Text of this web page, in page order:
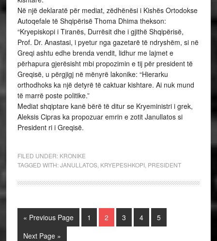
Në një deklaratë për mediat, zëdhënësi i Kishës Ortodokse
Autoqefale të Shqipërisë Thoma Dhima thekson:
“Kryepiskopi i Tiranës, Durrësit dhe i gjithë Shqipërisë,
Prof. Dr. Anastasi, i pyetur nga gazetarë të ndryshëm, si në
Greqi ashtu edhe brenda vendit, lidhur me lajmet e
përhapura gjerësisht mbi propozimin e tij për president të
Greqisë, u përgjigj në mënyrë lakonike: “Hierarku
orthodhoks ka një detyrë të caktuar kishtare. Ai nuk mund
të marrë poste politike.”
Mediat shqiptare kanë bërë të ditur se Kryeministri i grek,
Aleksis Cipras ka propozuar emrin e zotit Janullatos si
President ri i Greqisë.
FILED UNDER: KRONIKE
TAGGED WITH:JANULLATOS, KRYEPESHKOPI, PRESIDENT
« Previous Page 1 2 3 4
5
Next Page »